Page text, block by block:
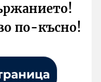
по-късно!